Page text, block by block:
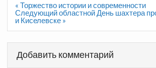
Навигация
по
записям
« Торжество истории и современности
Следующий областной День шахтера
и Киселевске »
Добавить комментарий